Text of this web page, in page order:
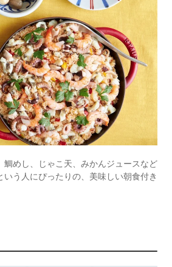
めし、じゃこ天、みかんジュースなど
う人にぴったりの、美味しい朝食付き